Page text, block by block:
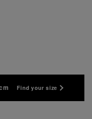
Find your size